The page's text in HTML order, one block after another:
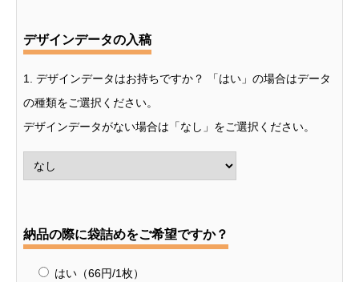
デザインデータの入稿
1. デザインデータはお持ちですか？ 「はい」の場合はデータ
の種類をご選択ください。
デザインデータがない場合は「なし」をご選択ください。
納品の際に袋詰めをご希望ですか？
はい（66円/1枚）